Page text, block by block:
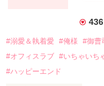
それから約十二年後。
過去の傷から、二度と
運命のような再会を果
酔った勢いで一夜を共
436
#溺愛＆執着愛 #俺様 #御曹
#オフィスラブ #いちゃいち
#ハッピーエンド